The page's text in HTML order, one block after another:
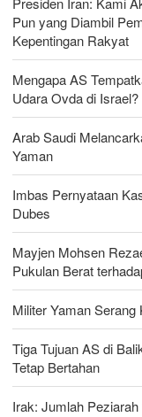
Pun yang Diambil
Kepentingan Rakyat
Mengapa AS
Udara Ovda di Israel?
Arab Saudi
Yaman
Imbas Pernyataan
Dubes
Mayjen Mohsen
Pukulan Berat
Militer Yaman
Tiga Tujuan AS di
Tetap Bertahan
Irak: Jumlah